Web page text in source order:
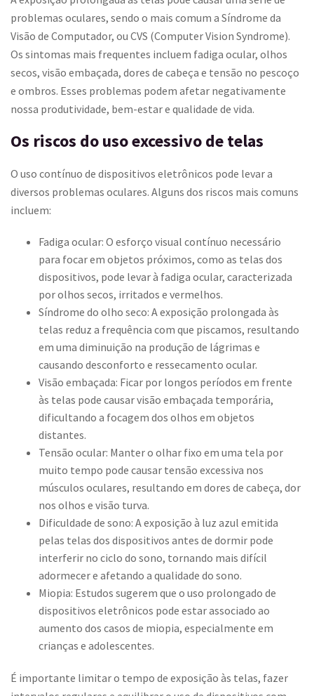
problemas oculares, sendo o mais comum a Síndrome da
Visão de Computador, ou CVS (Computer Vision Syndrome).
Os sintomas mais frequentes incluem fadiga ocular, olhos
secos, visão embaçada, dores de cabeça e tensão no pescoço
e ombros. Esses problemas podem afetar negativamente
nossa produtividade, bem-estar e qualidade de vida.
Os riscos do uso excessivo de telas
O uso contínuo de dispositivos eletrônicos pode levar a
diversos problemas oculares. Alguns dos riscos mais comuns
incluem:
Fadiga ocular: O esforço visual contínuo necessário
para focar em objetos próximos, como as telas dos
dispositivos, pode levar à fadiga ocular, caracterizada
por olhos secos, irritados e vermelhos.
Síndrome do olho seco: A exposição prolongada às
telas reduz a frequência com que piscamos, resultando
em uma diminuição na produção de lágrimas e
causando desconforto e ressecamento ocular.
Visão embaçada: Ficar por longos períodos em frente
às telas pode causar visão embaçada temporária,
dificultando a focagem dos olhos em objetos
distantes.
Tensão ocular: Manter o olhar fixo em uma tela por
muito tempo pode causar tensão excessiva nos
músculos oculares, resultando em dores de cabeça, dor
nos olhos e visão turva.
Dificuldade de sono: A exposição à luz azul emitida
pelas telas dos dispositivos antes de dormir pode
interferir no ciclo do sono, tornando mais difícil
adormecer e afetando a qualidade do sono.
Miopia: Estudos sugerem que o uso prolongado de
dispositivos eletrônicos pode estar associado ao
aumento dos casos de miopia, especialmente em
crianças e adolescentes.
É importante limitar o tempo de exposição às telas, fazer